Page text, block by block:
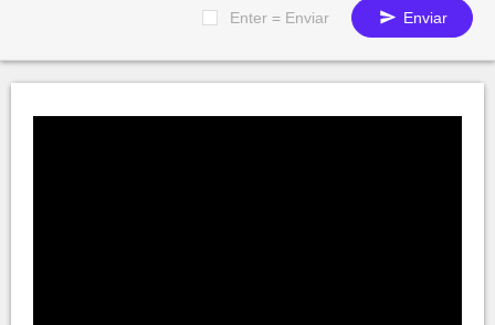
Enter = Enviar Enviar